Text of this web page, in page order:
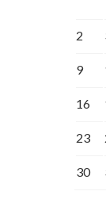
2
9
16
23
30